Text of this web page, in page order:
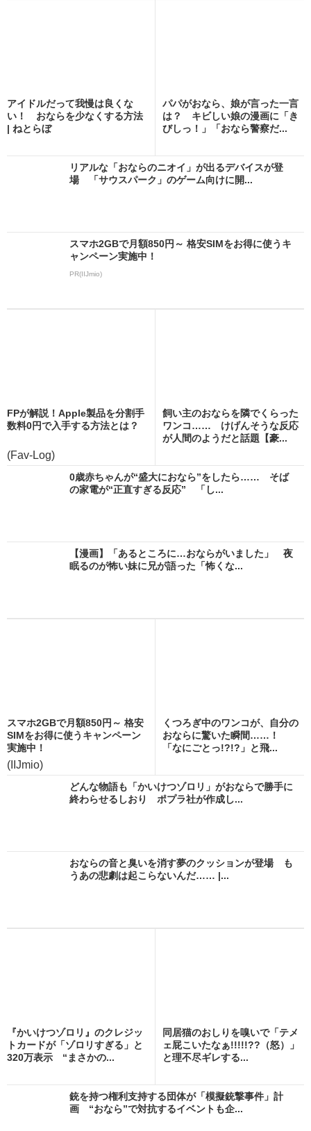
アイドルだって我慢は良くな
い！ おならを少なくする方法
| ねとらぼ
パパがおなら、娘が言った一言
は？ キビしい娘の漫画に「き
びしっ！」「おなら警察だ...
リアルな「おならのニオイ」が出るデバイスが登
場 「サウスパーク」のゲーム向けに開...
スマホ2GBで月額850円～ 格安SIMをお得に使うキ
ャンペーン実施中！
PR(IIJmio)
FPが解説！Apple製品を分割手
数料0円で入手する方法とは？
(Fav-Log)
飼い主のおならを隣でくらった
ワンコ…… けげんそうな反応
が人間のようだと話題【豪...
0歳赤ちゃんが“盛大におなら”をしたら…… そば
の家電が“正直すぎる反応” 「し...
【漫画】「あるところに…おならがいました」 夜
眠るのが怖い妹に兄が語った「怖くな...
スマホ2GBで月額850円～ 格安
SIMをお得に使うキャンペーン
実施中！
(IIJmio)
くつろぎ中のワンコが、自分の
おならに驚いた瞬間……！
「なにごとっ!?!?」と飛...
どんな物語も「かいけつゾロリ」がおならで勝手に
終わらせるしおり ポプラ社が作成し...
おならの音と臭いを消す夢のクッションが登場 も
うあの悲劇は起こらないんだ…… |...
『かいけつゾロリ』のクレジッ
トカードが「ゾロリすぎる」と
320万表示 “まさかの...
同居猫のおしりを嗅いで「テメ
ェ屁こいたなぁ!!!!!??（怒）」
と理不尽ギレする...
銃を持つ権利支持する団体が「模擬銃撃事件」計
画 “おなら”で対抗するイベントも企...